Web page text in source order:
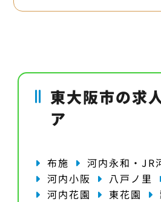
東大阪市の求
ア
布施
河内永和・JR
河内小阪
八戸ノ里
河内花園
東花園